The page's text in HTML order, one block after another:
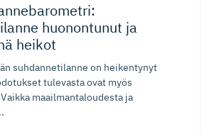
huonontunut ja
heikot
suhdannetilanne on heikentynyt
tulevasta ovat myös
maailmantaloudesta ja